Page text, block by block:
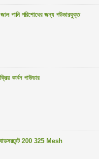
পানি পরিশোধের জন্য পউডারযুক্ত
কার্বন পাউডার
200 325 Mesh